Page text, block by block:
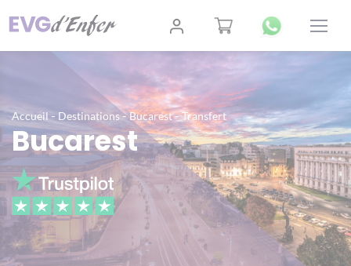
Accueil - Destinations-Bucarest-Transfert
Bucarest